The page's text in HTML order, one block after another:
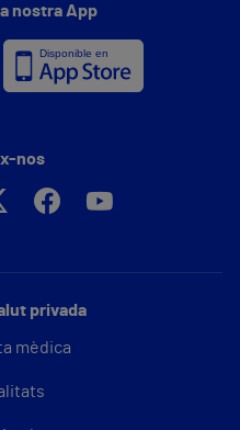
privada
mèdica
nostra App
nos